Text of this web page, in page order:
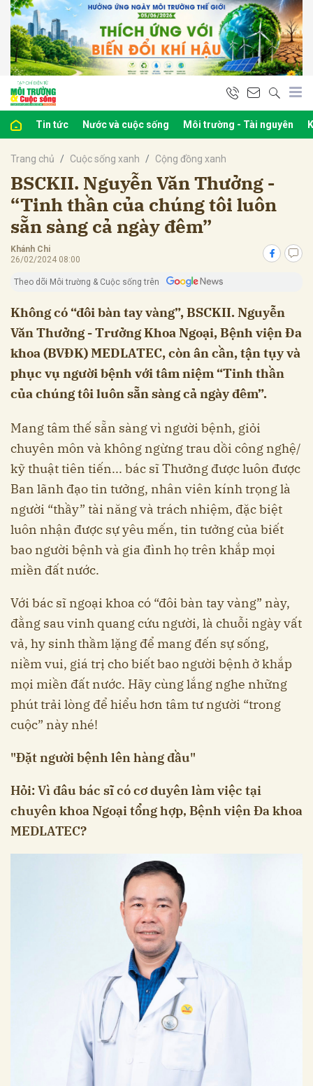
Tin tức Nước và cuộc sống Môi trường - Tài nguyên
Trang chủ Cuộc sống xanh Cộng đồng xanh
BSCKII. Nguyễn Văn Thưởng -
“Tinh thần của chúng tôi luôn
sẵn sàng cả ngày đêm”
Khánh Chi
26/02/2024 08:00
Theo dõi Môi trường & Cuộc sống trên
Không có “đôi bàn tay vàng”, BSCKII. Nguyễn
Văn Thưởng - Trưởng Khoa Ngoại, Bệnh viện Đa
khoa (BVĐK) MEDLATEC, còn ân cần, tận tụy và
phục vụ người bệnh với tâm niệm “Tinh thần
của chúng tôi luôn sẵn sàng cả ngày đêm”.
Mang tâm thế sẵn sàng vì người bệnh, giỏi
chuyên môn và không ngừng trau dồi công nghệ/
kỹ thuật tiên tiến... bác sĩ Thưởng được luôn được
Ban lãnh đạo tin tưởng, nhân viên kính trọng là
người “thầy” tài năng và trách nhiệm, đặc biệt
luôn nhận được sự yêu mến, tin tưởng của biết
bao người bệnh và gia đình họ trên khắp mọi
miền đất nước.
Với bác sĩ ngoại khoa có “đôi bàn tay vàng” này,
đằng sau vinh quang cứu người, là chuỗi ngày vất
vả, hy sinh thầm lặng để mang đến sự sống,
niềm vui, giá trị cho biết bao người bệnh ở khắp
mọi miền đất nước. Hãy cùng lắng nghe những
phút trải lòng để hiểu hơn tâm tư người “trong
cuộc” này nhé!
"Đặt người bệnh lên hàng đầu"
Hỏi: Vì đâu bác sĩ có cơ duyên làm việc tại
chuyên khoa Ngoại tổng hợp, Bệnh viện Đa khoa
MEDLATEC?
luận